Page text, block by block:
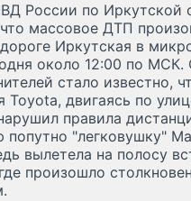
России по Иркутской
массовое ДТП
Иркутская в
около 12:00 по МСК.
стало известно,
Toyota, двигаясь по
правила
"легковушку"
вылетела на полосу
произошло